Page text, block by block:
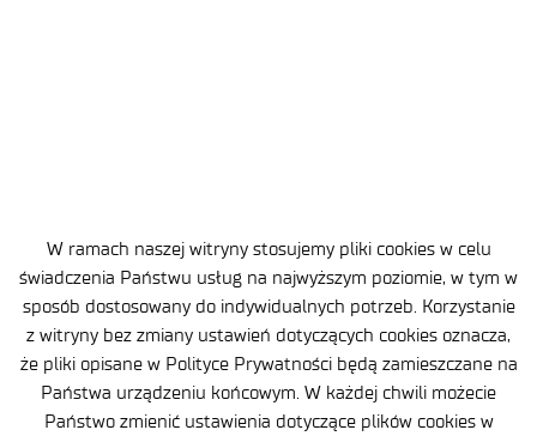
W ramach naszej witryny stosujemy pliki cookies w celu
świadczenia Państwu usług na najwyższym poziomie, w tym w
sposób dostosowany do indywidualnych potrzeb. Korzystanie
z witryny bez zmiany ustawień dotyczących cookies oznacza,
że pliki opisane w Polityce Prywatności będą zamieszczane na
Państwa urządzeniu końcowym. W każdej chwili możecie
Państwo zmienić ustawienia dotyczące plików cookies w
sekretariat@imif.lukasiewicz.gov.pl
Dane osobowe
Deklaracja Dostępności
Polityka Prywatności